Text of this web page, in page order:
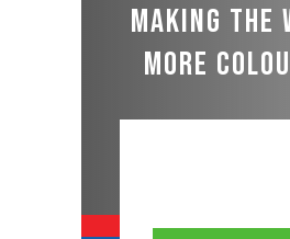
Making the
more